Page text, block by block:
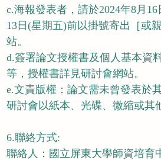
c.海報發表者，請於2024年8月
13日(星期五)前以掛號寄出［或
站。
d.簽署論文授權書及個人基本資
等，授權書詳見研討會網站。
e.文責版權：論文需未曾發表於
研討會以紙本、光碟、微縮或其
6.聯絡方式:
聯絡人：國立屏東大學師資培育